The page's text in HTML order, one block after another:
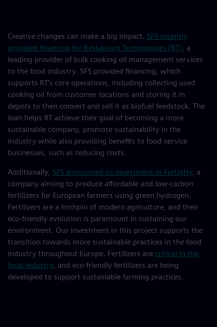
Creative changes can make a big impact. SFS recently
provided financing for Restaurant Technologies (RT), a
leading provider of bulk cooking oil management services
to the food industry. SFS provided financing, which
supports RT's core operations, including collecting used
cooking oil from customer locations and storing it in
depots to then convert and sell it as biofuel feedstock. The
loan helps RT achieve their goal of becoming a more
sustainable company, promote sustainability in the
industry while also providing benefits to food service
businesses, such as reducing costs.
Additionally, SFS announced its investment in FertigHy, a
company aiming to produce affordable and low-carbon
fertilizers for European farmers using green hydrogen.
Fertilizers are a linchpin of modern agriculture, and their
eco-friendly evolution is paramount in sustaining our
environment. Our investment in this project supports the
transition towards more sustainable practices in the food
industry throughout Europe. Fertilizers are critical in the
food industry, and eco-friendly fertilizers are being
developed to support sustainable farming practices.